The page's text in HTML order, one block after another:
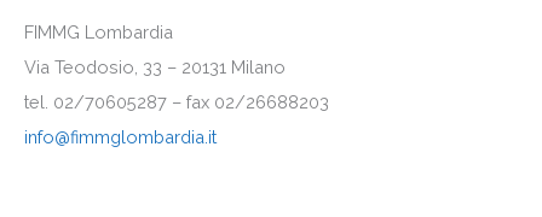
FIMMG Lombardia
Via Teodosio, 33 – 20131 Milano
tel. 02/70605287 – fax 02/26688203
info@fimmglombardia.it